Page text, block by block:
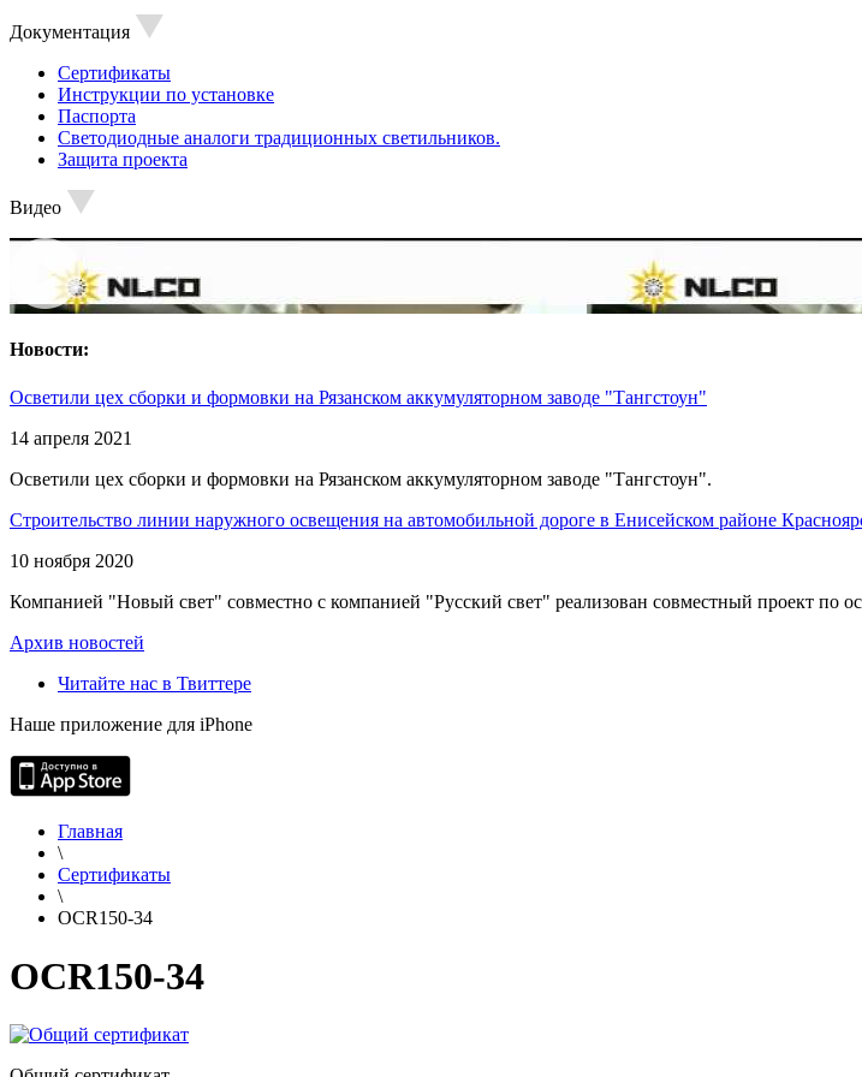
Документация
Сертификаты
Инструкции по установке
Паспорта
Светодиодные аналоги традиционных светильников.
Защита проекта
Видео
Новости:
Осветили цех сборки и формовки на Рязанском аккумуляторном заводе "Тангстоун"
14 апреля 2021
Осветили цех сборки и формовки на Рязанском аккумуляторном заводе "Тангстоун".
Строительство линии наружного освещения на автомобильной дороге в Енисейском районе
10 ноября 2020
Компанией "Новый свет" совместно с компанией "Русский свет" реализован совместный проект по
Архив новостей
Читайте нас в Твиттере
Наше приложение для iPhone
Главная
\
Сертификаты
\
OCR150-34
OCR150-34